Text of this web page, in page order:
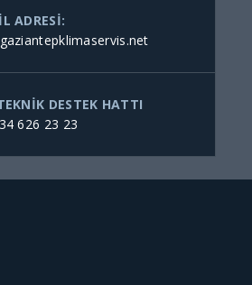
ADRESI:
DESTEK HATTI
626 23 23